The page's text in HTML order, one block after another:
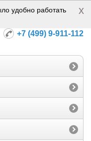
+7 (499) 9-911-112
удобно работать
x